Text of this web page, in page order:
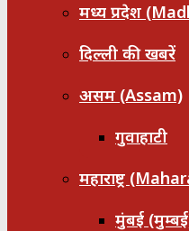
मध्य प्रदेश
दिल्ली की खबरें
असम (Assam)
गुवाहाटी
महाराष्ट्र
मुंबई